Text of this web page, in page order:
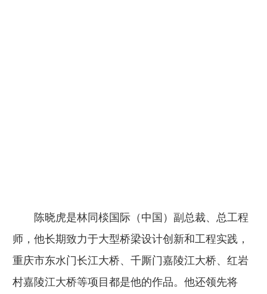
陈晓虎是林同棪国际（中国）副总裁、总工程
师，他长期致力于大型桥梁设计创新和工程实践，
重庆市东水门长江大桥、千厮门嘉陵江大桥、红岩
村嘉陵江大桥等项目都是他的作品。他还领先将